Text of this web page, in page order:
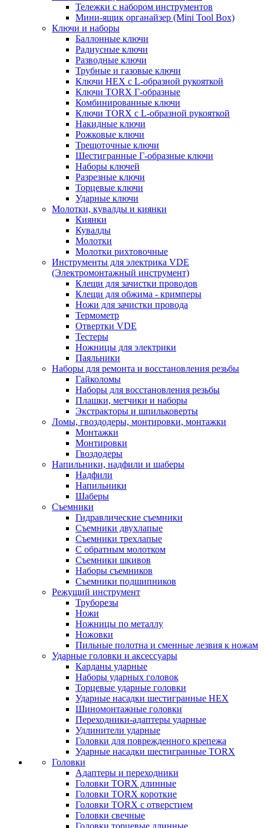
Тележки с набором инструментов
Мини-ящик органайзер (Mini Tool Box)
Ключи и наборы
Баллонные ключи
Радиусные ключи
Разводные ключи
Трубные и газовые ключи
Ключи HEX с L-образной рукояткой
Ключи TORX Г-образные
Комбинированные ключи
Ключи TORX с L-образной рукояткой
Накидные ключи
Рожковые ключи
Трещоточные ключи
Шестигранные Г-образные ключи
Наборы ключей
Разрезные ключи
Торцевые ключи
Ударные ключи
Молотки, кувалды и киянки
Киянки
Кувалды
Молотки
Молотки рихтовочные
Инструменты для электрика VDE
(Электромонтажный инструмент)
Клещи для зачистки проводов
Клещи для обжима - кримперы
Ножи для зачистки провода
Термометр
Отвертки VDE
Тестеры
Ножницы для электрики
Паяльники
Наборы для ремонта и восстановления резьбы
Гайколомы
Наборы для восстановления резьбы
Плашки, метчики и наборы
Экстракторы и шпильковерты
Ломы, гвоздодеры, монтировки, монтажки
Монтажки
Монтировки
Гвоздодеры
Напильники, надфили и шаберы
Надфили
Напильники
Шаберы
Съемники
Гидравлические съемники
Съемники двухлапые
Съемники трехлапые
С обратным молотком
Съемники шкивов
Наборы съемников
Съемники подшипников
Режущий инструмент
Труборезы
Ножи
Ножницы по металлу
Ножовки
Пильные полотна и сменные лезвия к ножам
Ударные головки и аксессуары
Карданы ударные
Наборы ударных головок
Торцевые ударные головки
Ударные насадки шестигранные HEX
Шиномонтажные головки
Переходники-адаптеры ударные
Удлинители ударные
Головки для поврежденного крепежа
Ударные насадки шестигранные TORX
Головки
Адаптеры и переходники
Головки TORX длинные
Головки TORX короткие
Головки TORX с отверстием
Головки свечные
Головки торцевые длинные